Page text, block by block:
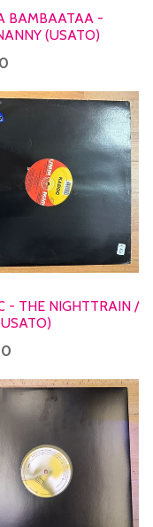
BAMBAATAA -
(USATO)
- THE NIGHTTRAIN /